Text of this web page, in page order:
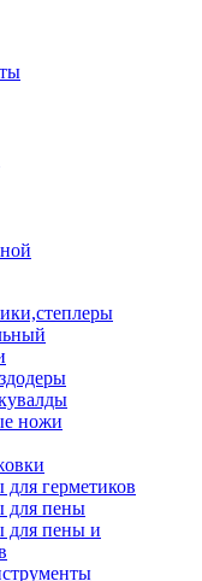
ножи
герметиков
для пены
для пены и